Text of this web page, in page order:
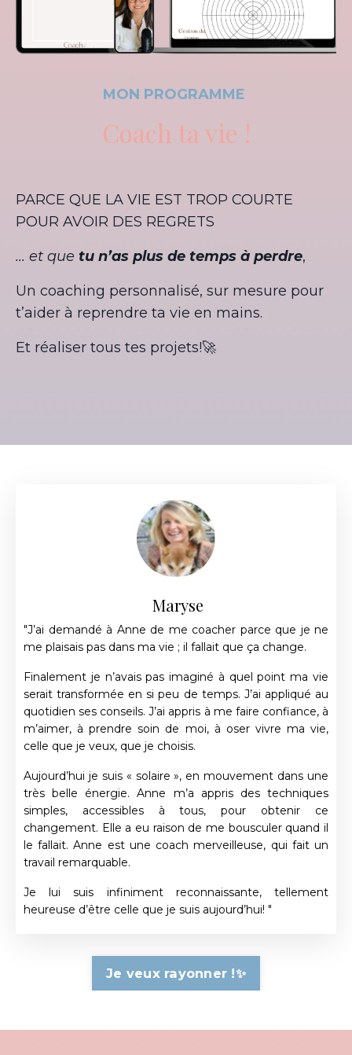
MON PROGRAMME
Coach ta vie !
PARCE QUE LA VIE EST TROP COURTE
POUR AVOIR DES REGRETS
... et que tu n’as plus de temps à perdre,
Un coaching personnalisé, sur mesure pour
t’aider à reprendre ta vie en mains.
Et réaliser tous tes projets!🚀
Maryse
"J’ai demandé à Anne de me coacher parce que je ne
me plaisais pas dans ma vie ; il fallait que ça change.
Finalement je n’avais pas imaginé à quel point ma vie
serait transformée en si peu de temps. J’ai appliqué au
quotidien ses conseils. J’ai appris à me faire confiance, à
m’aimer, à prendre soin de moi, à oser vivre ma vie,
celle que je veux, que je choisis.
Aujourd’hui je suis « solaire », en mouvement dans une
très belle énergie. Anne m’a appris des techniques
simples, accessibles à tous, pour obtenir ce
changement. Elle a eu raison de me bousculer quand il
le fallait. Anne est une coach merveilleuse, qui fait un
travail remarquable.
Je lui suis infiniment reconnaissante, tellement
heureuse d’être celle que je suis aujourd’hui! "
Je veux rayonner !✨